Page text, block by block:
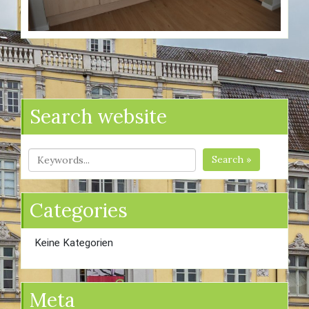
Search website
Search »
Categories
Keine Kategorien
Meta